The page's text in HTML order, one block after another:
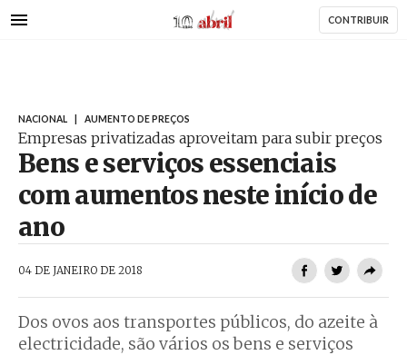
para
AbrilAbril CONTRIBUIR
NACIONAL AUMENTO DE PREÇOS
Empresas privatizadas aproveitam para subir preços
Bens e serviços essenciais
com aumentos neste início de
ano
04 DE JANEIRO DE 2018
Dos ovos aos transportes públicos, do azeite à
electricidade, são vários os bens e serviços